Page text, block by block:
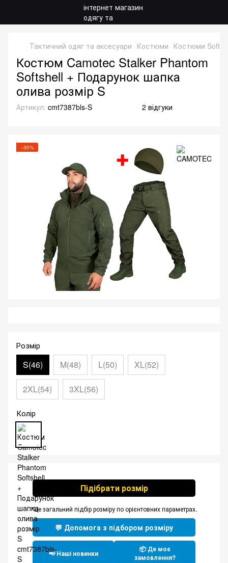
Тактичний одяг та аксесуари Костюми Костюми
Костюм Camotec Stalker Phantom
Softshell + Подарунок шапка
олива розмір S
Артикул: cmt7387bls-S 2 відгуки
−30%
Розмір
S(46) M(48) L(50) XL(52)
2XL(54) 3XL(56)
Колір
Підібрати розмір
*Це загальний підбір розміру по орієнтовних параметрах.
💬 Допомога з підбором розміру
📢 Наші новинки
📦 Де моє
замовлення?